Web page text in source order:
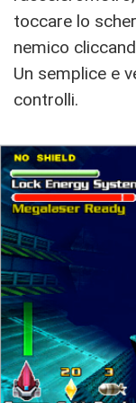
toccare lo
nemico
Un semplice e
controlli.